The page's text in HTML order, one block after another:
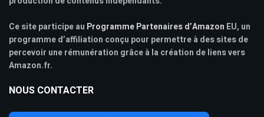
Ce site participe au Programme Partenaires d’Amazon EU, un
programme d’affiliation conçu pour permettre à des sites de
percevoir une rémunération grâce à la création de liens vers
Amazon.fr.
NOUS CONTACTER